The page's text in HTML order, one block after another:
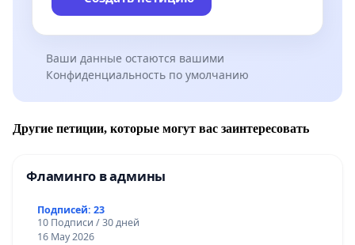
Ваши данные остаются вашими
Конфиденциальность по умолчанию
Другие петиции, которые могут вас заинтересовать
Фламинго в админы
Подписей: 23
10 Подписи / 30 дней
16 May 2026